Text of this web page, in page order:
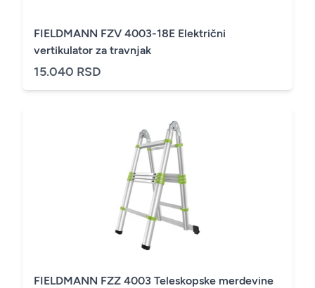
FIELDMANN FZV 4003-18E Električni
vertikulator za travnjak
15.040 RSD
FIELDMANN FZZ 4003 Teleskopske merdevine